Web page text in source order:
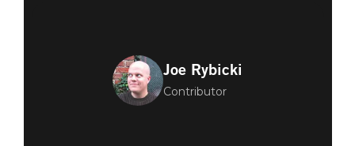
Joe Rybicki
Contributor